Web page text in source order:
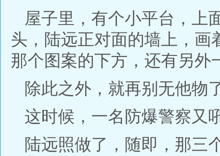
屋子里，有个小平台，上
头，陆远正对面的墙上，画
那个图案的下方，还有另外
除此之外，就再别无他物
这时候，一名防爆警察又
陆远照做了，随即，那三